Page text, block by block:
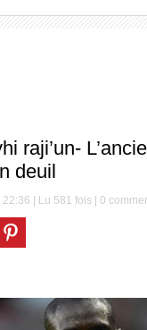
raji’un-
deuil
| Lu 581 fois | 0